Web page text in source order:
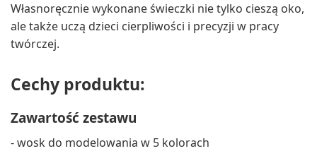
Własnoręcznie wykonane świeczki nie tylko cieszą oko,
ale także uczą dzieci cierpliwości i precyzji w pracy
twórczej.
Cechy produktu:
Zawartość zestawu
- wosk do modelowania w 5 kolorach